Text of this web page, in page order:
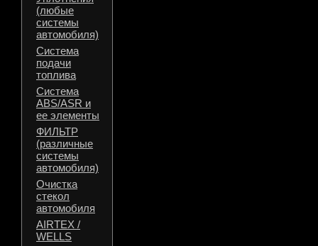
(любые
системы
автомобиля)
Система
подачи
топлива
Система
ABS/ASR и
ее элементы
ФИЛЬТР
(различные
системы
автомобиля)
Очистка
стекол
автомобиля
AIRTEX /
WELLS